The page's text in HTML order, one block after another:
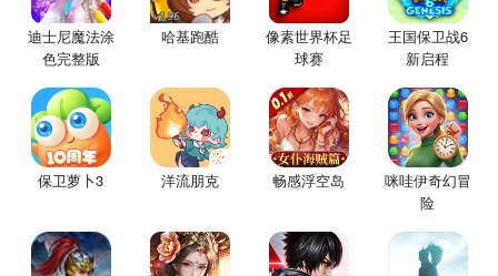
迪士尼魔法涂
色完整版
哈基跑酷
像素世界杯足
球赛
王国保卫战6
新启程
保卫萝卜3 洋流朋克 畅感浮空岛
咪哇伊奇幻冒
险